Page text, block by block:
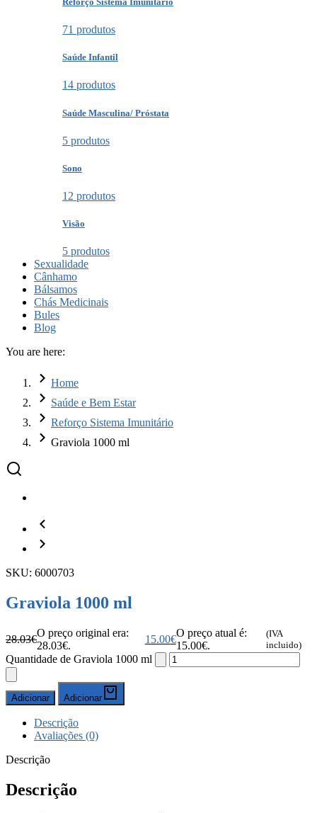
71 produtos
Saúde Infantil
14 produtos
Saúde Masculina/ Próstata
5 produtos
Sono
12 produtos
Visão
5 produtos
Sexualidade
Cânhamo
Bálsamos
Chás Medicinais
Bules
Blog
You are here:
Home
Saúde e Bem Estar
Reforço Sistema Imunitário
Graviola 1000 ml
SKU: 6000703
Graviola 1000 ml
28.03€
O preço original era:
28.03€.
15.00€
O preço atual é:
15.00€.
(IVA
incluido)
Quantidade de Graviola 1000 ml
Adicionar Adicionar
Descrição
Avaliações (0)
Descrição
Descrição